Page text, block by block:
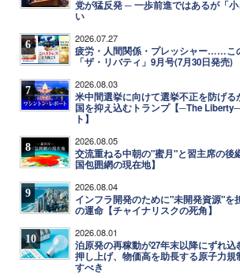
党が猛反発 ─ 一歩前進ではあるが「
い
6 2026.07.27
疲労・人間関係・プレッシャー……こ
「ザ・リバティ」9月号(7月30日発売)
7 2026.08.03
米中間選挙に向けて選挙不正を防げ
国を抑え込むトランプ【─The
ト】
8 2026.08.05
交流重ねる中朝の"蜜月"と習主席の
国包囲網の現在地】
9 2026.08.04
インフラ開発のために"未開発資源"を
の運命【チャイナリスクの死角】
10 2026.08.01
泊原発の再稼動が27年末以降にずれ
押し上げ、物価高を助長する原子力
すべき